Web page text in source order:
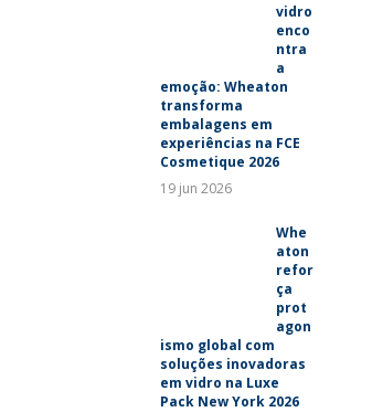
vidro
enco
ntra
a
emoção: Wheaton
transforma
embalagens em
experiências na FCE
Cosmetique 2026
19 jun 2026
Whe
aton
refor
ça
prot
agon
ismo global com
soluções inovadoras
em vidro na Luxe
Pack New York 2026